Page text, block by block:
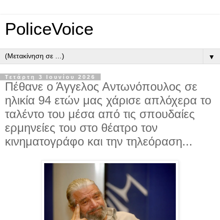
PoliceVoice
▼
Τετάρτη 3 Ιουνίου 2026
Πέθανε ο Άγγελος Αντωνόπουλος σε
ηλικία 94 ετών μας χάρισε απλόχερα το
ταλέντο του μέσα από τις σπουδαίες
ερμηνείες του στο θέατρο τον
κινηματογράφο και την τηλεόραση...